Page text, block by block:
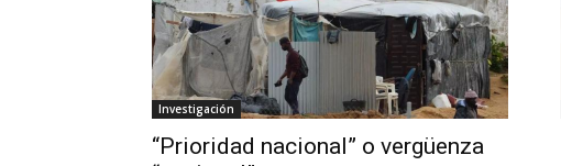
Investigación
“Prioridad nacional” o vergüenza